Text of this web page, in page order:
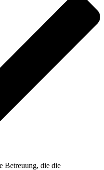
Betreuung, die die